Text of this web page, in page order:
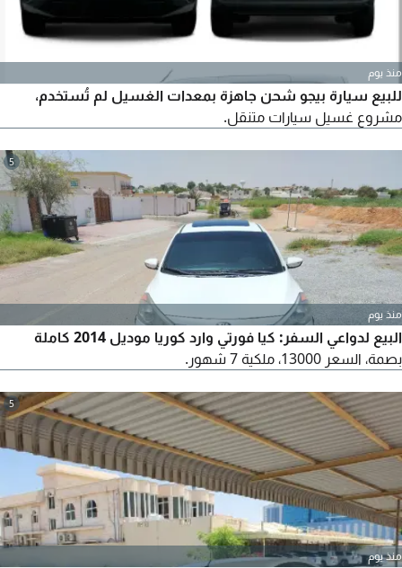
منذ يوم
للبيع سيارة بيجو شحن جاهزة بمعدات الغسيل لم تُستخدم،
مشروع غسيل سيارات متنقل.
5
منذ يوم
البيع لدواعي السفر: كيا فورتي وارد كوريا موديل 2014 كاملة
بصمة، السعر 13000، ملكية 7 شهور.
5
منذ يوم